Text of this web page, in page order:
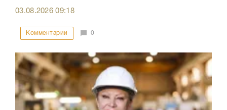
03.08.202609:18
Комментарии 0